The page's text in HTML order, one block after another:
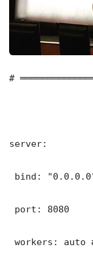
#
server:
bind:
port: 8080
workers: auto